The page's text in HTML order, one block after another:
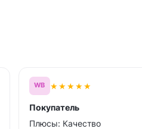
WB ★★★★★
Покупатель
Плюсы: Качество